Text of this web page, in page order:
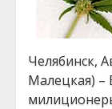
Челябинск,
Малецкая) –